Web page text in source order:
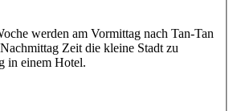
werden am Vormittag nach Tan-Tan
Zeit die kleine Stadt zu
in einem Hotel.